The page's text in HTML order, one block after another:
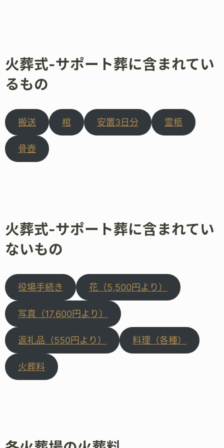
火葬式-サポート葬に含まれてい
るもの
搬送 棺 安置3日分 霊柩
骨壺
火葬式-サポート葬に含まれてい
ないもの
役場手続き 花（5,500円より）
写真（17,600円より）
返礼品（550円より） 料理（各種）
火葬料